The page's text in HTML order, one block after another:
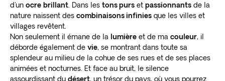
d'un ocre brillant . Dans les tons purs et passionnants de la
nature naissent des combinaisons infinies que les villes et
villages revêtent.
Non seulement il émane de la lumière et de ma couleur, il
déborde également de vie, se montrant dans toute sa
splendeur au milieu de la cohue de ses rues et de ses places
animées et nocturnes. Et face au bruit, le silence
assourdissant du désert, un trésor du pays, où vous pourrez